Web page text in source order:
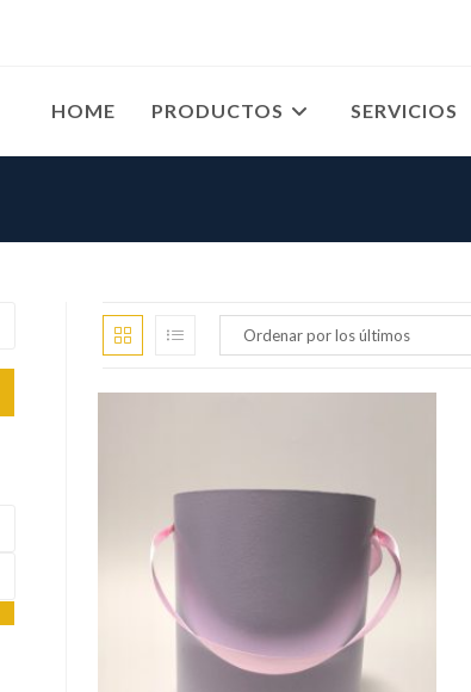
HOME PRODUCTOS SERVICIOS